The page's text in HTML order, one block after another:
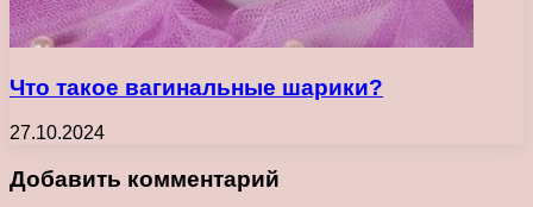
Что такое вагинальные шарики?
27.10.2024
Добавить комментарий